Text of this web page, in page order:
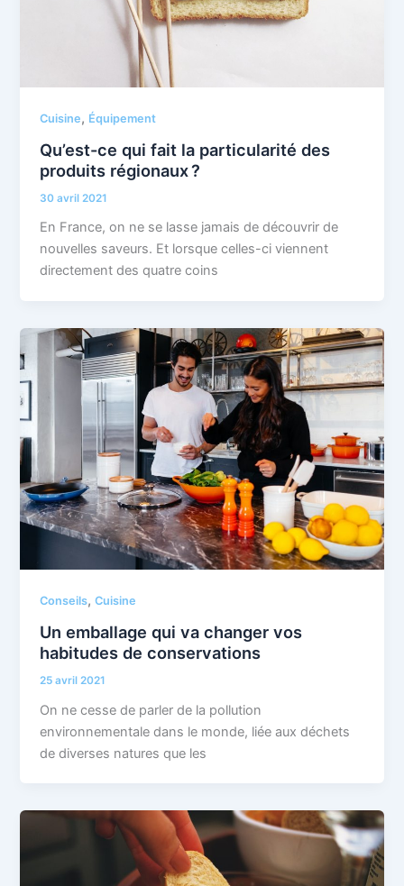
Cuisine, Équipement
Qu’est-ce qui fait la particularité des
produits régionaux ?
30 avril 2021
En France, on ne se lasse jamais de découvrir de
nouvelles saveurs. Et lorsque celles-ci viennent
directement des quatre coins
Conseils,Cuisine
Un emballage qui va changer vos
habitudes de conservations
25 avril 2021
On ne cesse de parler de la pollution
environnementale dans le monde, liée aux déchets
de diverses natures que les